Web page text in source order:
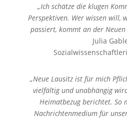
„Ich schätze die klugen
Perspektiven. Wer wissen will,
passiert, kommt an der
Julia
„Neue Lausitz ist für mich
vielfältig und unabhängig
Heimatbezug berichtet. So
Nachrichtenmedium für